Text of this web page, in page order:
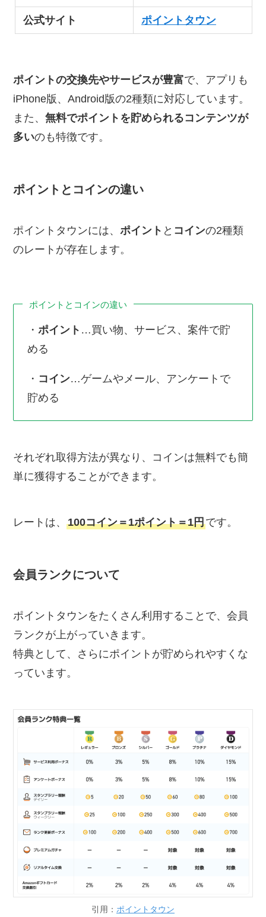
公式サイト ポイントタウン
ポイントの交換先やサービスが豊富で、アプリも
iPhone版、Android版の2種類に対応しています。
また、無料でポイントを貯められるコンテンツが
多いのも特徴です。
ポイントとコインの違い
ポイントタウンには、ポイント と コインの2種類
のレートが存在します。
ポイントとコインの違い
・ ポイント …買い物、サービス、案件で貯
める
・ コイン…ゲームやメール、アンケートで
貯める
それぞれ取得方法が異なり、コインは無料でも簡
単に獲得することができます。
レートは、100コイン＝1ポイント＝1円です。
会員ランクについて
ポイントタウンをたくさん利用することで、会員
ランクが上がっていきます。
特典として、さらにポイントが貯められやすくな
っています。
引用： ポイントタウン